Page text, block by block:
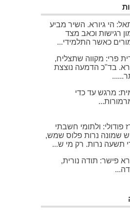
הי גיורא. השיר מביע
רגישות וכאב מצד
כאשר התלמידי...
פרי: מקווה שתצליח,
בד"כ הדמעה נוצצת
מרגש עד כדי
פודולי: ולתומי חשבתי
שמונה נרות פלוס שמש,
תשעה נרות. רק מי ש...
פישר: תודה נורית,